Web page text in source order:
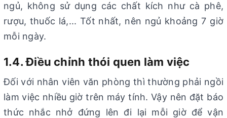
ngủ, không sử dụng các chất kích như cà phê,
rượu, thuốc lá,... Tốt nhất, nên ngủ khoảng 7 giờ
mỗi ngày.
1.4. Điều chỉnh thói quen làm việc
Đối với nhân viên văn phòng thì thường phải ngồi
làm việc nhiều giờ trên máy tính. Vậy nên đặt báo
thức nhắc nhở đứng lên đi lại mỗi giờ để vận